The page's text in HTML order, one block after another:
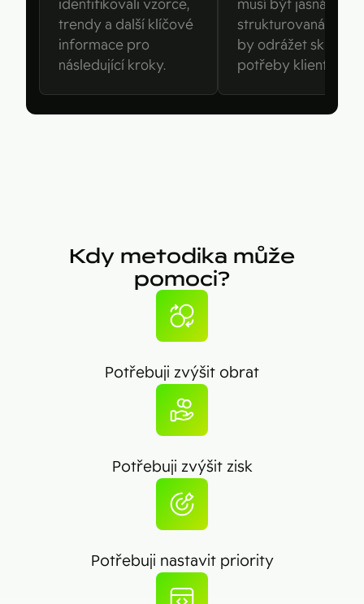
identifikovali vzorce,
trendy a další klíčové
informace pro
následující kroky.
musí být jasná,
strukturovaná a
by odrážet
potřeby klienta.
Kdy metodika může
pomoci?
Potřebuji zvýšit obrat
Potřebuji zvýšit zisk
Potřebuji nastavit priority